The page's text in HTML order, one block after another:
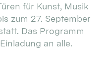
für Kunst, Musik
zum 27. September
Das Programm
an alle.